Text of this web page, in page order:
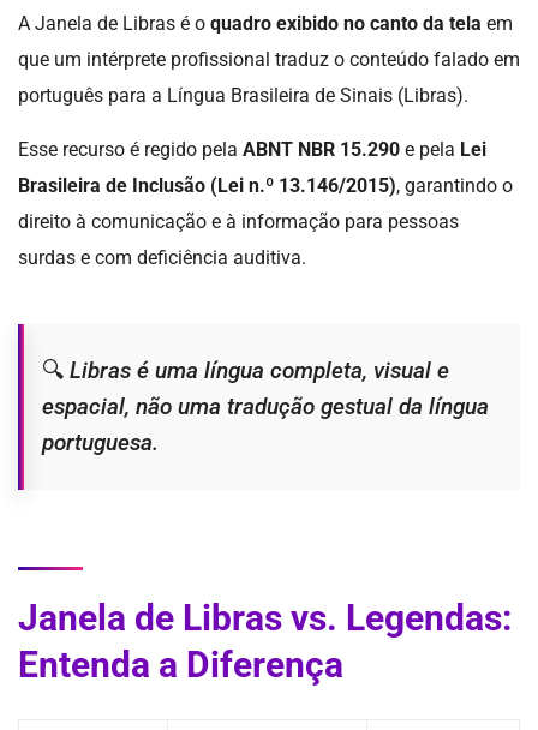
A Janela de Libras é o quadro exibido no canto da tela em
que um intérprete profissional traduz o conteúdo falado em
português para a Língua Brasileira de Sinais (Libras).
Esse recurso é regido pela ABNT NBR 15.290 e pela Lei
Brasileira de Inclusão (Lei n.º 13.146/2015), garantindo o
direito à comunicação e à informação para pessoas
surdas e com deficiência auditiva.
🔍 Libras é uma língua completa, visual e
espacial, não uma tradução gestual da língua
portuguesa.
Janela de Libras vs. Legendas:
Entenda a Diferença